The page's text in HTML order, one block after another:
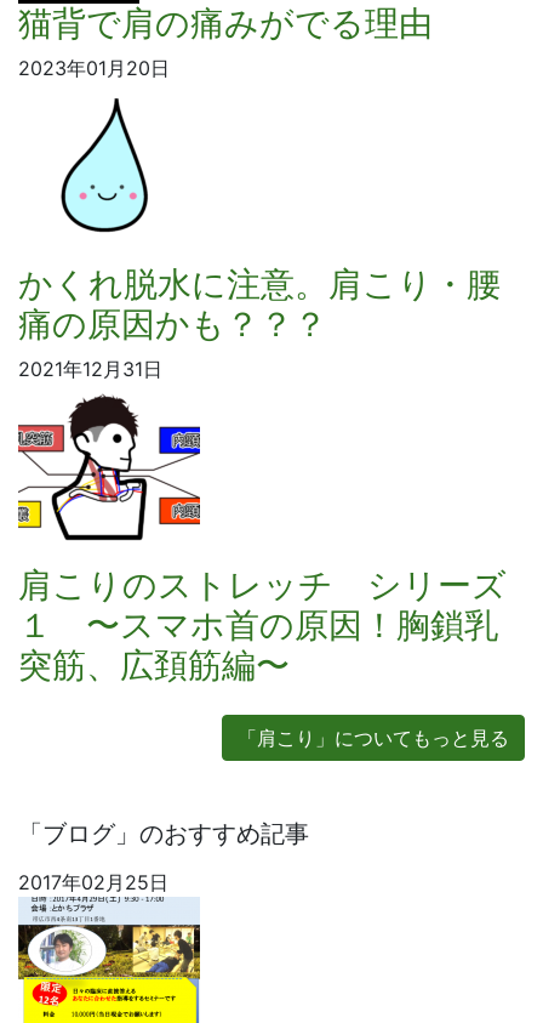
猫背で肩の痛みがでる理由
2023年01月20日
かくれ脱水に注意。肩こり・腰
痛の原因かも？？？
2021年12月31日
肩こりのストレッチ シリーズ
１ 〜スマホ首の原因！胸鎖乳
突筋、広頚筋編〜
「肩こり」についてもっと見る
「ブログ」のおすすめ記事
2017年02月25日